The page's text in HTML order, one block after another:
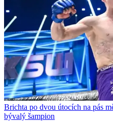
Brichta po dvou útocích na pás
bývalý šampion